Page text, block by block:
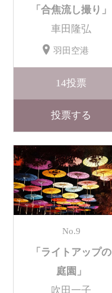
「合焦流し撮り」
車田隆弘
羽田空港
14投票
投票する
No.9
「ライトアップの
庭園」
吹田一子